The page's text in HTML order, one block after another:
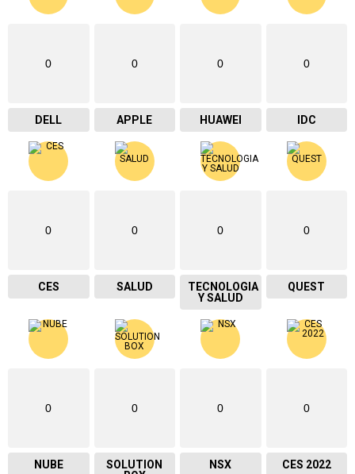
0
DELL
0
APPLE
0
HUAWEI
0
IDC
0
CES
0
SALUD
0
TECNOLOGIA
Y SALUD
0
QUEST
0
NUBE
0
SOLUTION
0
NSX
0
CES 2022